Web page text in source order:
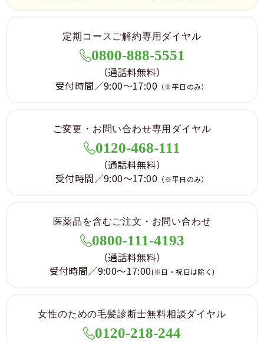
定期コースご解約専用ダイヤル
0800-888-5551
（通話料無料）
受付時間／9:00～17:00 （※平日のみ）
ご変更・お問い合わせ専用ダイヤル
0120-468-111
（通話料無料）
受付時間／9:00～17:00 （※平日のみ）
医薬品を含むご注文・お問い合わせ
0800-111-4193
（通話料無料）
受付時間／9:00～17:00(※日・祝日は除く)
女性のための毛髪診断士無料相談ダイヤル
0120-218-244